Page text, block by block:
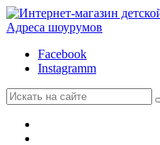
Адреса шоурумов
Facebook
Instagramm